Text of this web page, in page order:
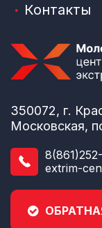
350072, г.
Московская,
extrim-
Контакты